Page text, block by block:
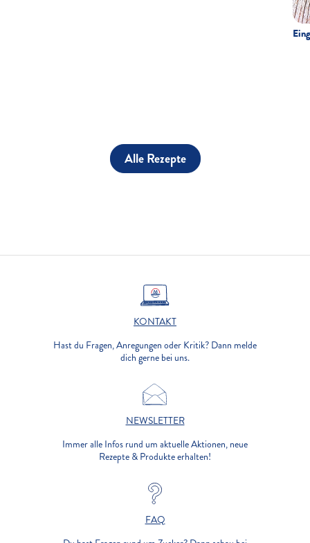
Alle Rezepte
KONTAKT
Hast du Fragen, Anregungen oder Kritik? Dann melde
dich gerne bei uns.
NEWSLETTER
Immer alle Infos rund um aktuelle Aktionen, neue
Rezepte & Produkte erhalten!
FAQ